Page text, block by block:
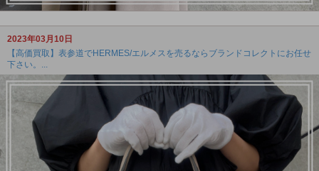
2023年03月10日
【高価買取】表参道でHERMES/エルメスを売るならブランドコレクトにお任せ
下さい。...